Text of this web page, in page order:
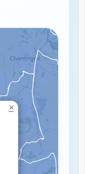
fibre...
×